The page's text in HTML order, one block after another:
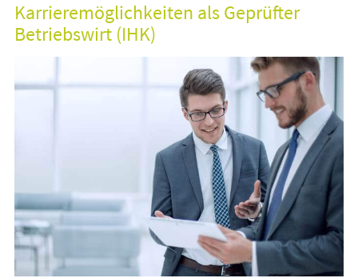
Karrieremöglichkeiten als Geprüfter
Betriebswirt (IHK)